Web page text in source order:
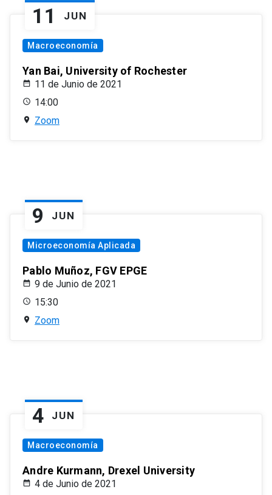
11 JUN
Macroeconomía
Yan Bai, University of Rochester
11 de Junio de 2021
14:00
Zoom
9 JUN
Microeconomía Aplicada
Pablo Muñoz, FGV EPGE
9 de Junio de 2021
15:30
Zoom
4 JUN
Macroeconomía
Andre Kurmann, Drexel University
4 de Junio de 2021